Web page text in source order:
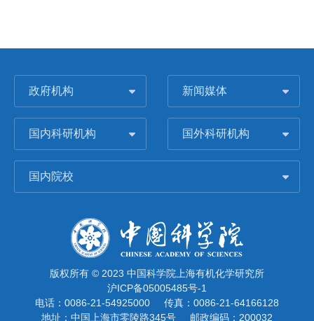
政府机构 新闻媒体
国内科研机构 国外科研机构
国内院校
版权所有 © 2023 中国科学院上海有机化学研究所
沪ICP备05005485号-1
电话：0086-21-54925000
传真：0086-21-64166128
地址：中国上海市零陵路345号
邮政编码：200032